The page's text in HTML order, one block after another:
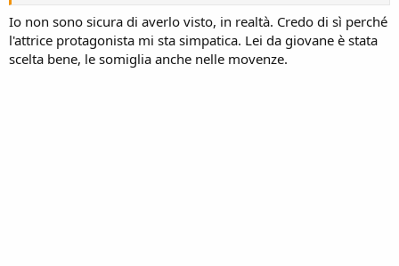
Io non sono sicura di averlo visto, in realtà. Credo di sì perché
l'attrice protagonista mi sta simpatica. Lei da giovane è stata
scelta bene, le somiglia anche nelle movenze.